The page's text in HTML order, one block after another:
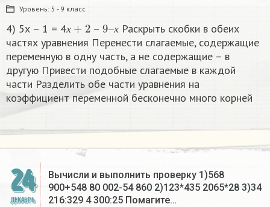
Уровень: 5 - 9 класс
4) 5х – 1 = 4х – х
9
х
Раскрыть скобки в обеих
частях уравнения Перенести слагаемые, содержащие
переменную в одну часть, а не содержащие – в
другую Привести подобные слагаемые в каждой
части Разделить обе части уравнения на
коэффициент переменной бесконечно много корней​
24
ДЕКАБРЬ
Вычисли и выполнить проверку 1)568
900+548 80 002-54 860 2)123*435 2065*28 3)34
216:329 4 300:25 Помагите…